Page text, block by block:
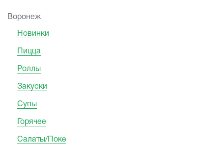
Воронеж
Новинки
Пицца
Роллы
Закуски
Супы
Горячее
Салаты/Поке